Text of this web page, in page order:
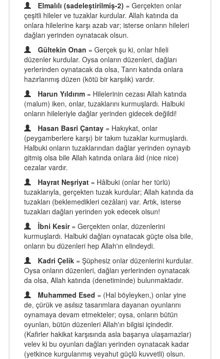
Elmalılı (sadeleştirilmiş-2) = Gerçekten onlar
çeşitli hileler ve tuzaklar kurdular. Allah katında da
onlara hilelerine karşı azab var; isterse onların hileleri
dağları yerinden oynatacak olsun.
Gültekin Onan = Gerçek şu ki, onlar hileli
düzenler kurdular. Oysa onların düzenleri, dağları
yerlerinden oynatacak da olsa, Tanrı katında onlara
hazırlanmış düzen (kötü bir karşılık) vardır.
Harun Yıldırım = Hilelerinin cezası Allah katında
(malum) iken, onlar, tuzaklarını kurmuşlardı. Halbuki
onların hileleriyle dağlar yerinden gidecek değildi!
Hasan Basri Çantay = Hakıykat, onlar
(peygamberlere karşı) bir takım tuzaklar kurmuşlardı.
Halbuki onların tuzaklarından dağlar yerinden oynayıb
gitmiş olsa bile Allah katında onlara âid (nice nice)
cezalar vardır.
Hayrat Neşriyat = Hâlbuki (onlar her türlü)
tuzaklarıyla, gerçekten tuzak kurdular; Allah katında da
tuzakları (beklemedikleri cezâları) var. Artık, isterse
tuzakları dağları yerinden yok edecek olsun!
İbni Kesir = Gerçekten onlar, düzenlerini
kurmuşlardı. Halbuki dağları oynatacak güçte olsa bile,
onların bu düzenleri hep Allah'ın elindeydi.
Kadri Çelik = Şüphesiz onlar düzenlerini kurdular.
Oysa onların düzenleri, dağları yerlerinden oynatacak
da olsa, Allah katında (denetiminde) bulunmaktadır.
Muhammed Esed = (Hal böyleyken,) onlar yine
de, çürük ve asılsız tasarımlara dayanan oyunlarını
oynamaya devam etmekteler; oysa, onların bütün
oyunları, bütün düzenleri Allah'ın bilgisi içindedir.
(Kafirler hakikat karşısında asla başarıya ulaşamazlar)
velev ki bu oyunları dağları yerinden oynatacak kadar
(yetkince kurgulanmış veyahut güçlü kuvvetli) olsun.